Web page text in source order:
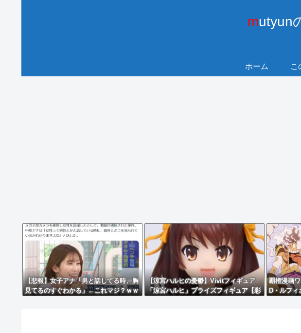
ホーム こ
【悲報】女子アナ「男と話してる時、胸
見てるのすぐわかる」←これマジ？ｗｗ
【涼宮ハルヒの憂鬱】Vivitフィギュア
「涼宮ハルヒ」プライズフィギュア【彩
覇権漫画
D・ルフ